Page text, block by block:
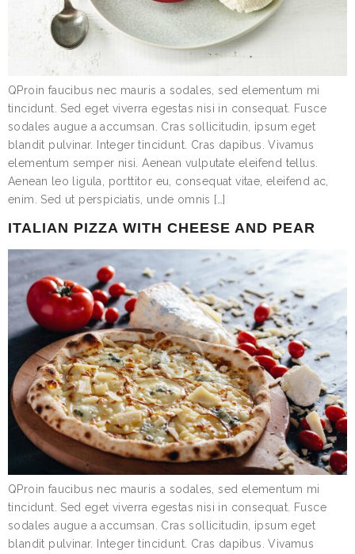
QProin faucibus nec mauris a sodales, sed elementum mi
tincidunt. Sed eget viverra egestas nisi in consequat. Fusce
sodales augue a accumsan. Cras sollicitudin, ipsum eget
blandit pulvinar. Integer tincidunt. Cras dapibus. Vivamus
elementum semper nisi. Aenean vulputate eleifend tellus.
Aenean leo ligula, porttitor eu, consequat vitae, eleifend ac,
enim. Sed ut perspiciatis, unde omnis […]
ITALIAN PIZZA WITH CHEESE AND PEAR
QProin faucibus nec mauris a sodales, sed elementum mi
tincidunt. Sed eget viverra egestas nisi in consequat. Fusce
sodales augue a accumsan. Cras sollicitudin, ipsum eget
blandit pulvinar. Integer tincidunt. Cras dapibus. Vivamus